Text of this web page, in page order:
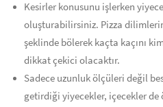
Kesirler konusunu işlerken
oluşturabilirsiniz. Pizza
şeklinde bölerek kaçta kaçını
dikkat çekici olacaktır.
Sadece uzunluk ölçüleri değil
getirdiği yiyecekler, içecekler de